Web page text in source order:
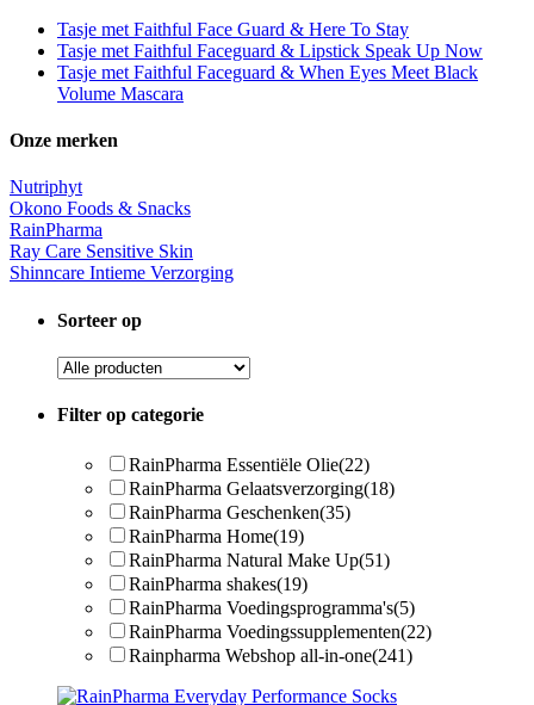
Tasje met Faithful Face Guard & Here To Stay
Tasje met Faithful Faceguard & Lipstick Speak Up Now
Tasje met Faithful Faceguard & When Eyes Meet Black
Volume Mascara
Onze merken
Nutriphyt
Okono Foods & Snacks
RainPharma
Ray Care Sensitive Skin
Shinncare Intieme Verzorging
Sorteer op
Filter op categorie
RainPharma Essentiële Olie(22)
RainPharma Gelaatsverzorging(18)
RainPharma Geschenken(35)
RainPharma Home(19)
RainPharma Natural Make Up(51)
RainPharma shakes(19)
RainPharma Voedingsprogramma's(5)
RainPharma Voedingssupplementen(22)
Rainpharma Webshop all-in-one(241)